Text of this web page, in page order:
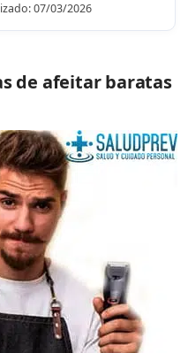
07/03/2026
de afeitar baratas